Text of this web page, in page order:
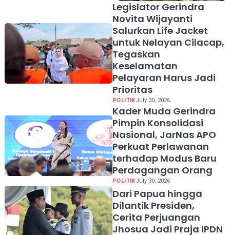
Legislator Gerindra
Novita Wijayanti
Salurkan Life Jacket
untuk Nelayan Cilacap,
Tegaskan
Keselamatan
Pelayaran Harus Jadi
Prioritas
POLITIKJuly 30, 2026
Kader Muda Gerindra
Pimpin Konsolidasi
Nasional, JarNas APO
Perkuat Perlawanan
terhadap Modus Baru
Perdagangan Orang
POLITIKJuly 30, 2026
Dari Papua hingga
Dilantik Presiden,
Cerita Perjuangan
Jhosua Jadi Praja IPDN